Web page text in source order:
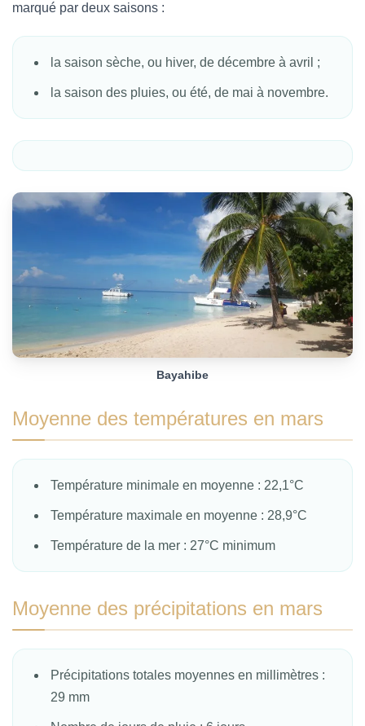
marqué par deux saisons :
la saison sèche, ou hiver, de décembre à avril ;
la saison des pluies, ou été, de mai à novembre.
Bayahibe
Moyenne des températures en mars
Température minimale en moyenne : 22,1°C
Température maximale en moyenne : 28,9°C
Température de la mer : 27°C minimum
Moyenne des précipitations en mars
Précipitations totales moyennes en millimètres :
29 mm